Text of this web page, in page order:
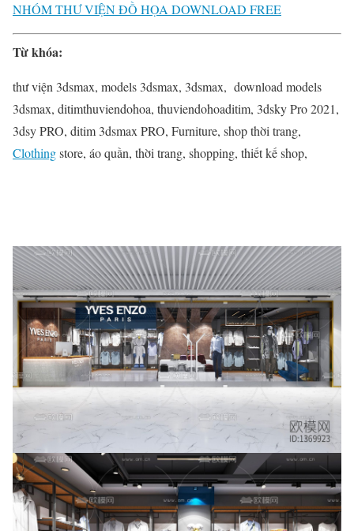
NHÓM THƯ VIỆN ĐỒ HỌA DOWNLOAD FREE
Từ khóa:
thư viện 3dsmax, models 3dsmax, 3dsmax, download models
3dsmax, ditimthuviendohoa, thuviendohoaditim, 3dsky Pro 2021,
3dsy PRO, ditim 3dsmax PRO, Furniture, shop thời trang,
Clothingstore, áo quần, thời trang, shopping, thiết kế shop,